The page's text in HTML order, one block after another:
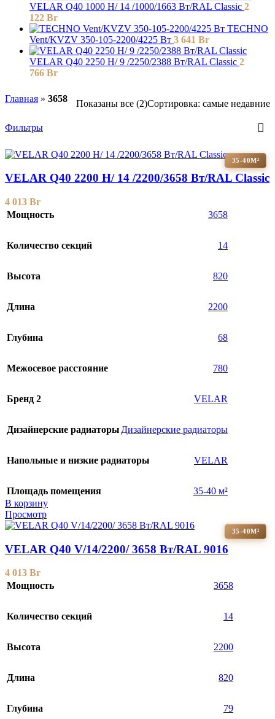
VELAR Q40 1000 H/ 14 /1000/1663 Вт/RAL Classic 2
122 Br
TECHNO
Vent/KVZV 350-105-2200/4225 Вт 3 641 Br
VELAR Q40 2250 H/ 9 /2250/2388 Вт/RAL Classic 2
766 Br
Главная » 3658 Показаны все (2)Сортировка: самые недавние
Фильтры
35-40М²
VELAR Q40 2200 H/ 14 /2200/3658 Вт/RAL Classic
4 013 Br
Мощность
3658
Количество секций 14
Высота 820
Длина 2200
Глубина 68
Межосевое расстояние 780
Бренд 2 VELAR
Дизайнерские радиаторы Дизайнерские радиаторы
Напольные и низкие радиаторы VELAR
Площадь помещения
35-40 м²
В корзину
Просмотр
35-40М²
VELAR Q40 V/14/2200/ 3658 Bт/RAL 9016
4 013 Br
Мощность
3658
Количество секций 14
Высота 2200
Длина 820
Глубина 79